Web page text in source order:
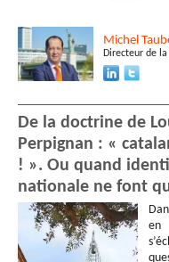
Michel
Directeur de
De la doctrine de
Perpignan : «
! ». Ou quand
nationale ne font
en